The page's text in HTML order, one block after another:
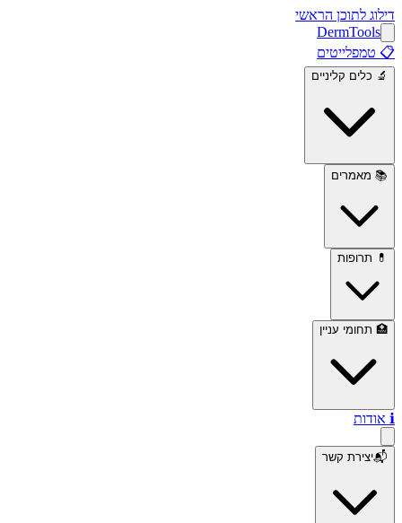
דילוג לתוכן הראשי
DermTools
📋 טמפלייטים
🔬 כלים קליניים
📚 מאמרים
💊 תרופות
🏥 תחומי עניין
ℹ️ אודות
📬יצירת קשר